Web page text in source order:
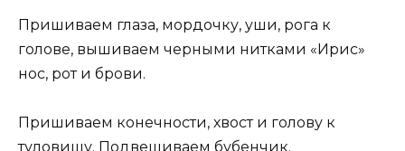
Пришиваем глаза, мордочку, уши, рога к
голове, вышиваем черными нитками «Ирис»
нос, рот и брови.
Пришиваем конечности, хвост и голову к
туловищу. Подвешиваем бубенчик.